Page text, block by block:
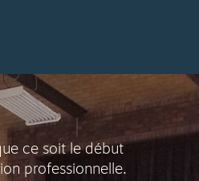
ce soit le début
professionnelle.